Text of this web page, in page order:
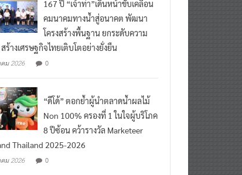
คมนาคมทางน้ำสู่อนาคต พัฒนา
โครงสร้างพื้นฐาน ยกระดับความ
สร้างเศรษฐกิจไทยเติบโตอย่างยั่งยืน
0
Non 100% ครองที่ 1 ในใจผู้บริโภค
8 ปีซ้อน คว้ารางวัล Marketeer
Thailand 2025-2026
0